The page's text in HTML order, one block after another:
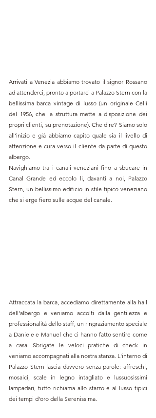
Arrivati a Venezia abbiamo trovato il signor Rossano
ad attenderci, pronto a portarci a Palazzo Stern con la
bellissima barca vintage di lusso (un originale Celli
del 1956, che la struttura mette a disposizione dei
propri clienti, su prenotazione). Che dire? Siamo solo
all'inizio e già abbiamo capito quale sia il livello di
attenzione e cura verso il cliente da parte di questo
albergo.
Navighiamo tra i canali veneziani fino a sbucare in
Canal Grande ed eccolo li, davanti a noi, Palazzo
Stern, un bellissimo edificio in stile tipico veneziano
che si erge fiero sulle acque del canale.
Attraccata la barca, accediamo direttamente alla hall
dell'albergo e veniamo accolti dalla gentilezza e
professionalità dello staff, un ringraziamento speciale
a Daniele e Manuel che ci hanno fatto sentire come
a casa. Sbrigate le veloci pratiche di check in
veniamo accompagnati alla nostra stanza. L'interno di
Palazzo Stern lascia davvero senza parole: affreschi,
mosaici, scale in legno intagliato e lussuosissimi
lampadari, tutto richiama allo sfarzo e al lusso tipici
dei tempi d'oro della Serenissima.